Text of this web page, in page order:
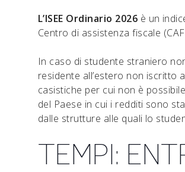
L’ISEE Ordinario 2026 è un
Centro di assistenza fiscale
In caso di studente straniero
residente all’estero non iscritto
casistiche per cui non è
del Paese in cui i redditi sono
dalle strutture alle quali lo
TEMPI: